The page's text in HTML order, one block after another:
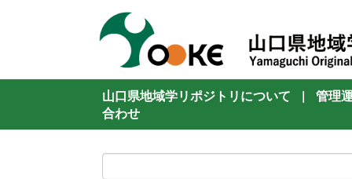
山口県地域学リポジトリについて |
管理
合わせ